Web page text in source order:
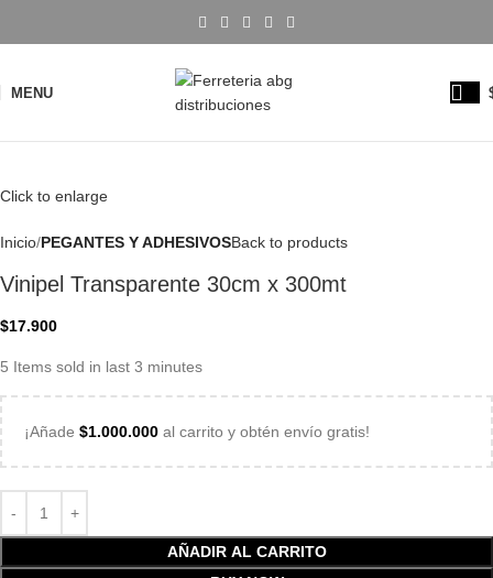
MENU
Click to enlarge
Inicio PEGANTES Y ADHESIVOSBack to products
Vinipel Transparente 30cm x 300mt
$17.900
5 Items sold in last 3 minutes
¡Añade $1.000.000 al carrito y obtén envío gratis!
AÑADIR AL CARRITO